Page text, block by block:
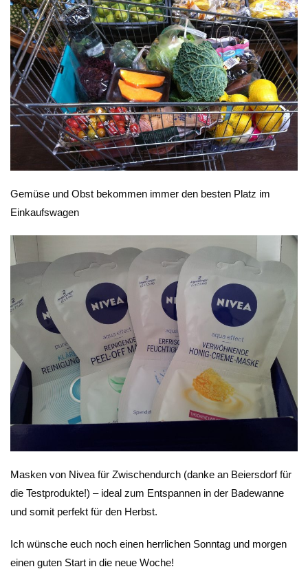
Gemüse und Obst bekommen immer den besten Platz im
Einkaufswagen
Masken von Nivea für Zwischendurch (danke an Beiersdorf für
die Testprodukte!) – ideal zum Entspannen in der Badewanne
und somit perfekt für den Herbst.
Ich wünsche euch noch einen herrlichen Sonntag und morgen
einen guten Start in die neue Woche!